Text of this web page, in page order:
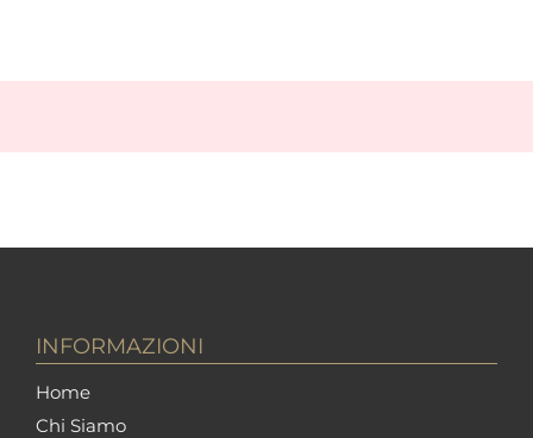
INFORMAZIONI
Home
Chi Siamo